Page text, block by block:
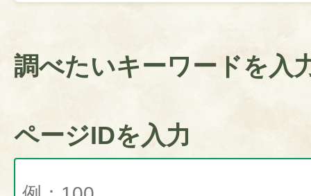
調べたいキーワードを入
ページIDを入力